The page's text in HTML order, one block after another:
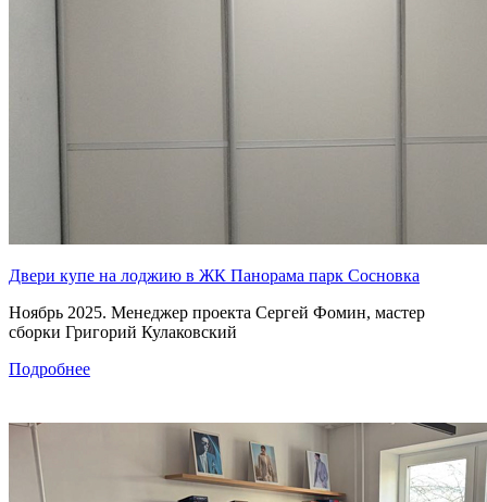
Двери купе на лоджию в ЖК Панорама парк Сосновка
Ноябрь 2025. Менеджер проекта Сергей Фомин, мастер
сборки Григорий Кулаковский
Подробнее